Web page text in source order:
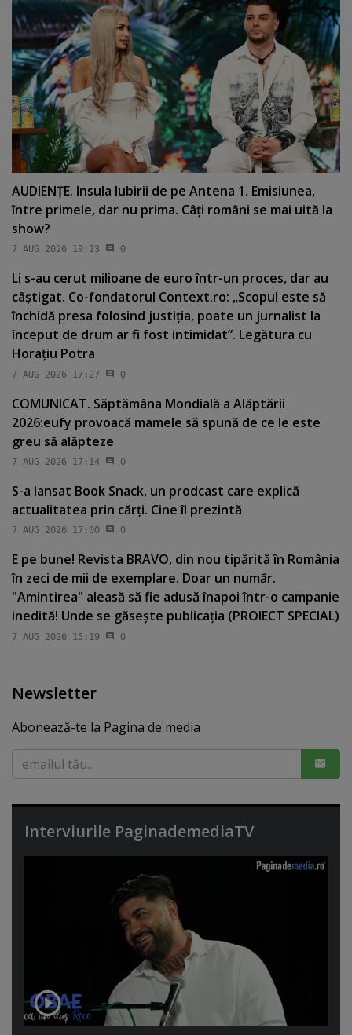
AUDIENŢE. Insula Iubirii de pe Antena 1. Emisiunea,
între primele, dar nu prima. Câţi români se mai uită la
show?
7 AUG 2026 19:13 0
Li s-au cerut milioane de euro într-un proces, dar au
câştigat. Co-fondatorul Context.ro: „Scopul este să
închidă presa folosind justiţia, poate un jurnalist la
început de drum ar fi fost intimidat”. Legătura cu
Horaţiu Potra
7 AUG 2026 17:27 0
COMUNICAT. Săptămâna Mondială a Alăptării
2026:eufy provoacă mamele să spună de ce le este
greu să alăpteze
7 AUG 2026 17:14 0
S-a lansat Book Snack, un prodcast care explică
actualitatea prin cărţi. Cine îl prezintă
7 AUG 2026 17:00 0
E pe bune! Revista BRAVO, din nou tipărită în România
în zeci de mii de exemplare. Doar un număr.
"Amintirea" aleasă să fie adusă înapoi într-o campanie
inedită! Unde se găseşte publicaţia (PROIECT SPECIAL)
7 AUG 2026 15:19 0
Newsletter
Abonează-te la Pagina de media
Interviurile PaginademediaTV